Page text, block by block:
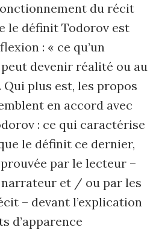
du récit
le définit Todorov est
: « ce qu’un
devenir réalité ou au
plus est, les propos
en accord avec
: ce qui caractérise
le définit ce dernier,
par le lecteur –
narrateur et / ou par les
– devant l’explication
d’apparence